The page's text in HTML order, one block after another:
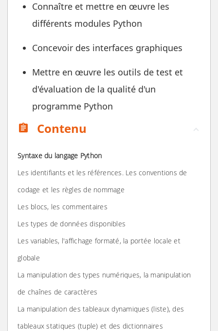
Connaître et mettre en œuvre les
différents modules Python
Concevoir des interfaces graphiques
Mettre en œuvre les outils de test et
d'évaluation de la qualité d'un
programme Python
assignment
Contenu
Syntaxe du langage Python
Les identifiants et les références. Les conventions de
codage et les règles de nommage
Les blocs, les commentaires
Les types de données disponibles
Les variables, l'affichage formaté, la portée locale et
globale
La manipulation des types numériques, la manipulation
de chaînes de caractères
La manipulation des tableaux dynamiques (liste), des
tableaux statiques (tuple) et des dictionnaires